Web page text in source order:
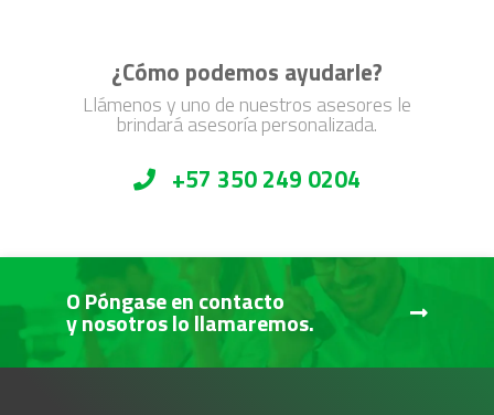
¿Cómo podemos ayudarle?
Llámenos y uno de nuestros asesores le
brindará asesoría personalizada.
+57 350 249 0204
O Póngase en contacto
y nosotros lo llamaremos.